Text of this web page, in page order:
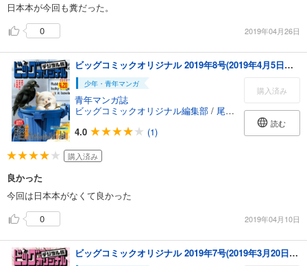
日本本が今回も糞だった。
0
2019年04月26日
ビッグコミックオリジナル 2019年8号(2019年4月5日発売)
少年・青年マンガ
青年マンガ誌
ビッグコミックオリジナル編集部 / 尾瀬あきら /西條奈加
4.0
(1)
購入済み
読む
購入済み
良かった
今回は日本本がなくて良かった
0
2019年04月10日
ビッグコミックオリジナル 2019年7号(2019年3月20日発売)